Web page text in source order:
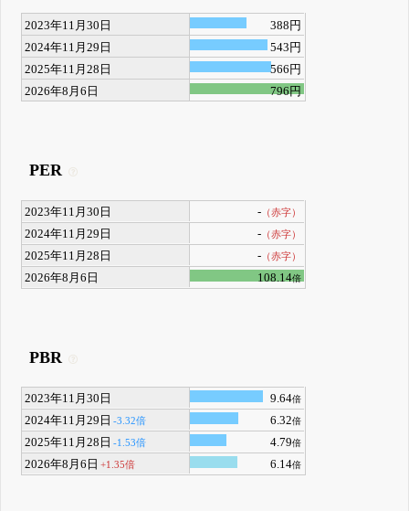
2023年11月30日
388円
2024年11月29日
543円
2025年11月28日
566円
2026年8月6日
796円
PER
2023年11月30日 - （赤字）
2024年11月29日 - （赤字）
2025年11月28日 - （赤字）
2026年8月6日 108.14倍
PBR
2023年11月30日 9.64倍
2024年11月29日 -3.32倍 6.32倍
2025年11月28日 -1.53倍 4.79倍
2026年8月6日 +1.35倍 6.14倍